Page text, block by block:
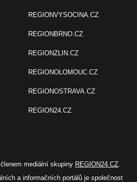
REGIONVYSOCINA.CZ
REGIONBRNO.CZ
REGIONZLIN.CZ
REGIONOLOMOUC.CZ
REGIONOSTRAVA.CZ
REGION24.CZ
mediální skupiny REGION24.CZ.
a informačních portálů je společnost